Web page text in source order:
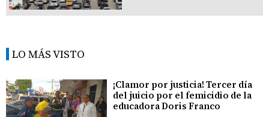
LO MÁS VISTO
¡Clamor por justicia! Tercer día
del juicio por el femicidio de la
educadora Doris Franco